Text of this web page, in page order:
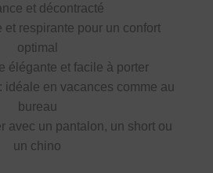
et décontracté
et respirante pour un confort
optimal
élégante et facile à porter
idéale en vacances comme au
bureau
avec un pantalon, un short ou
un chino